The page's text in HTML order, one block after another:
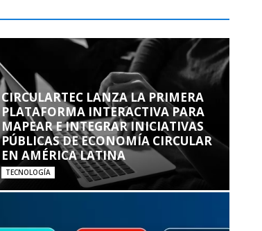
CIRCULARTEC LANZA LA PRIMERA
PLATAFORMA INTERACTIVA PARA
MAPEAR E INTEGRAR INICIATIVAS
PÚBLICAS DE ECONOMÍA CIRCULAR
EN AMÉRICA LATINA
TECNOLOGÍA